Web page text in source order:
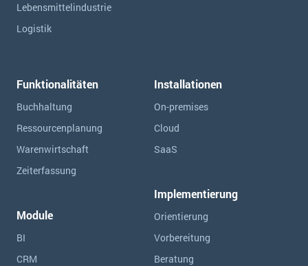
Lebensmittelindustrie
Logistik
Funktionalitäten
Buchhaltung
Ressourcen­planung
Warenwirtschaft
Zeiterfassung
Module
BI
CRM
Installationen
On-premises
Cloud
SaaS
Implementierung
Orientierung
Vorbereitung
Beratung